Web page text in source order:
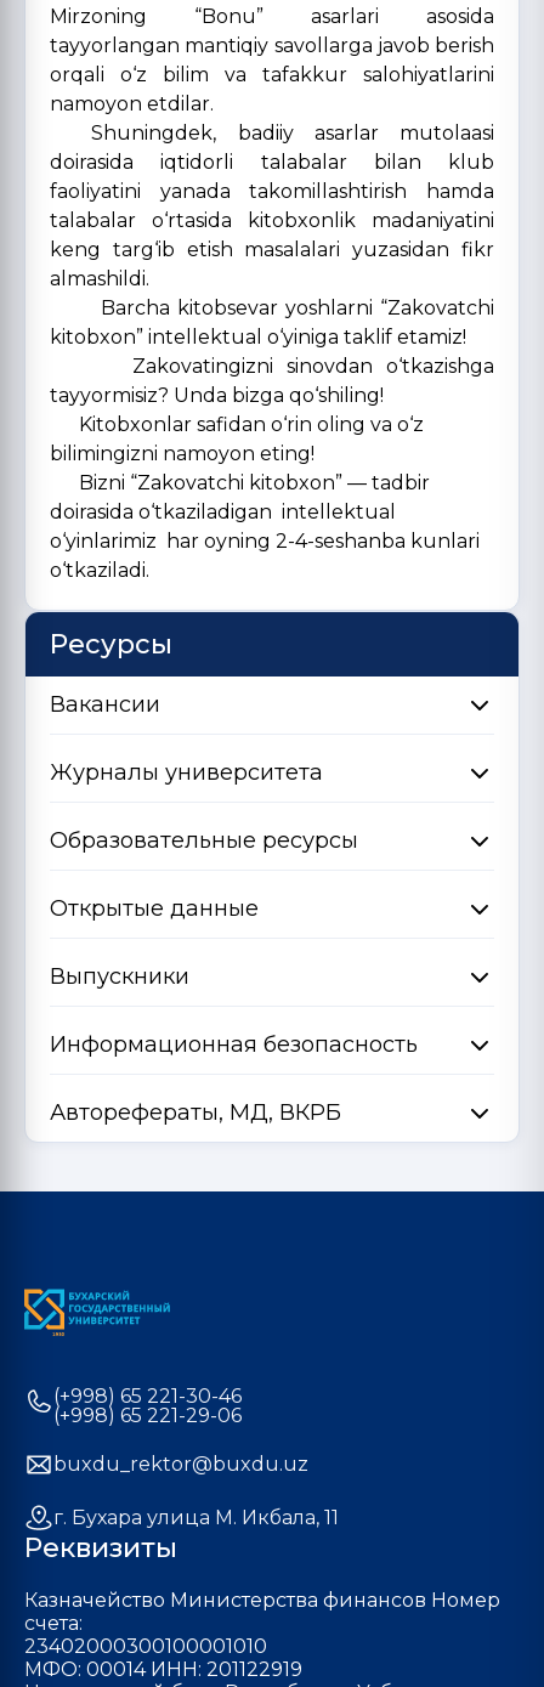
Mirzoning “Bonu” asarlari asosida
tayyorlangan mantiqiy savollarga javob berish
orqali o‘z bilim va tafakkur salohiyatlarini
namoyon etdilar.
Shuningdek, badiiy asarlar mutolaasi
doirasida iqtidorli talabalar bilan klub
faoliyatini yanada takomillashtirish hamda
talabalar o‘rtasida kitobxonlik madaniyatini
keng targ‘ib etish masalalari yuzasidan fikr
almashildi.
Barcha kitobsevar yoshlarni “Zakovatchi
kitobxon” intellektual o‘yiniga taklif etamiz!
Zakovatingizni sinovdan o‘tkazishga
tayyormisiz? Unda bizga qo‘shiling!
Kitobxonlar safidan o‘rin oling va o‘z
bilimingizni namoyon eting!
Bizni “Zakovatchi kitobxon” — tadbir
doirasida o‘tkaziladigan intellektual
o‘yinlarimiz har oyning 2-4-seshanba kunlari
o‘tkaziladi.
Ресурсы
Вакансии
Журналы университета
Образовательные ресурсы
Открытые данные
Выпускники
Информационная безопасность
Авторефераты, МД, ВКРБ
(+998) 65 221-30-46
(+998) 65 221-29-06
buxdu_rektor@buxdu.uz
г. Бухара улица М. Икбала, 11
Реквизиты
Казначейство Министерства финансов Номер
счета:
23402000300100001010
МФО: 00014 ИНН: 201122919